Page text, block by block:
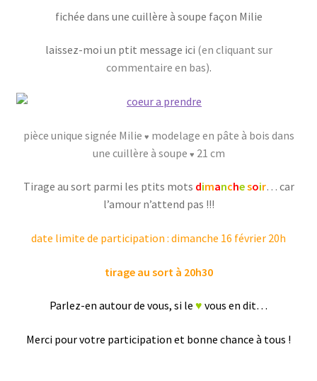
fichée dans une cuillère à soupe façon Milie
laissez-moi un ptit message ici (en cliquant sur
commentaire en bas).
pièce unique signée Milie ♥ modelage en pâte à bois dans
une cuillère à soupe ♥ 21 cm
Tirage au sort parmi les ptits mots dimanchesoir… car
l’amour n’attend pas !!!
date limite de participation : dimanche 16 février 20h
tirage au sort à 20h30
Parlez-en autour de vous, si le ♥ vous en dit…
Merci pour votre participation et bonne chance à tous !